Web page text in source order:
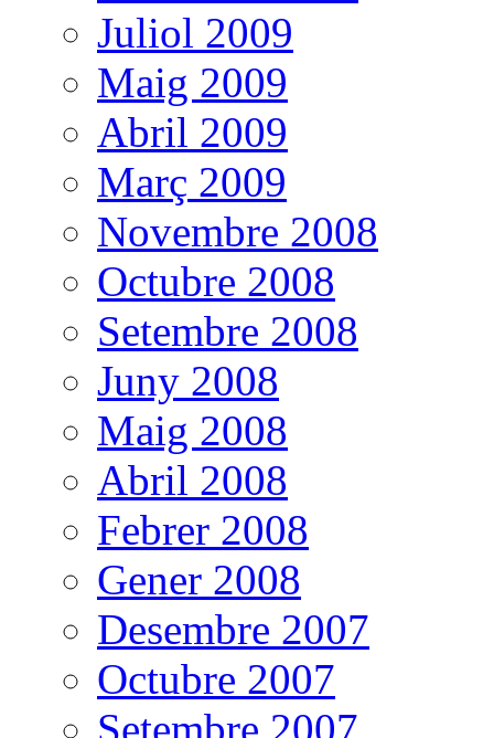
Juliol 2009
Maig 2009
Abril 2009
Març 2009
Novembre 2008
Octubre 2008
Setembre 2008
Juny 2008
Maig 2008
Abril 2008
Febrer 2008
Gener 2008
Desembre 2007
Octubre 2007